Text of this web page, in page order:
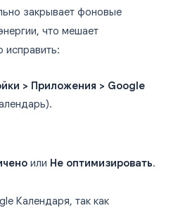
закрывает фоновые
что мешает
исправить:
> Приложения > Google
или Не оптимизировать.
Календаря, так как